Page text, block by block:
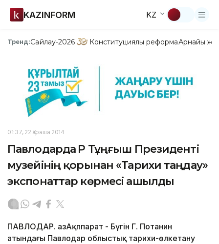
KAZINFORM KZ
Тренд:Сайлау-2026 Конституциялық реформаАрнайы
01:37, 22 Қараша 2014
Павлодарда ҚР Тұңғыш Президенті
музейінің қорынан «Тарихи таңдау»
экспонаттар көрмесі ашылды
ПАВЛОДАР. ҚазАқппарат - Бүгін Г. Потанин
атындағы Павлодар облыстық тарихи-өлкетану